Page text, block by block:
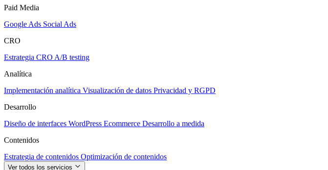
Paid Media
Google Ads Social Ads
CRO
Estrategia CRO A/B testing
Analítica
Implementación analítica Visualización de datos Privacidad y RGPD
Desarrollo
Diseño de interfaces WordPress Ecommerce Desarrollo a medida
Contenidos
Estrategia de contenidos Optimización de contenidos
Ver todos los servicios